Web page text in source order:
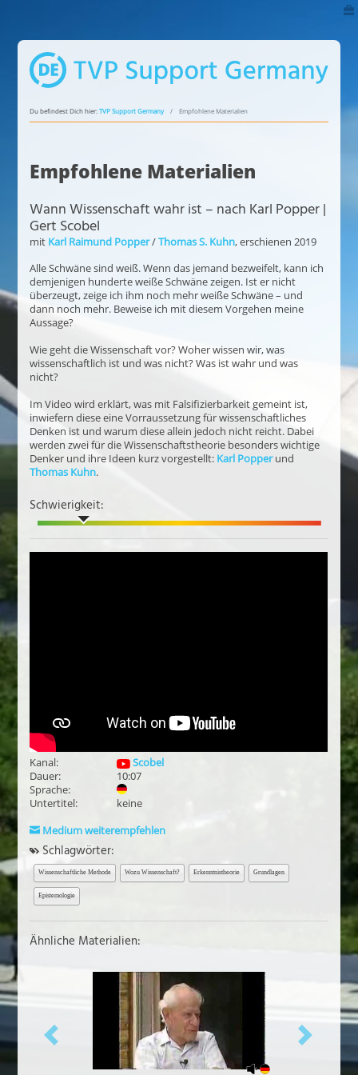
Du befindest Dich hier:TVP Support Germany Empfohlene Materialien
Empfohlene Materialien
Wann Wissenschaft wahr ist – nach Karl Popper |
Gert Scobel
mit Karl Raimund Popper/Thomas S. Kuhn, erschienen 2019
Alle Schwäne sind weiß. Wenn das jemand bezweifelt, kann ich
demjenigen hunderte weiße Schwäne zeigen. Ist er nicht
überzeugt, zeige ich ihm noch mehr weiße Schwäne – und
dann noch mehr. Beweise ich mit diesem Vorgehen meine
Aussage?
Wie geht die Wissenschaft vor? Woher wissen wir, was
wissenschaftlich ist und was nicht? Was ist wahr und was
nicht?
Im Video wird erklärt, was mit Falsifizierbarkeit gemeint ist,
inwiefern diese eine Vorraussetzung für wissenschaftliches
Denken ist und warum diese allein jedoch nicht reicht. Dabei
werden zwei für die Wissenschaftstheorie besonders wichtige
Denker und ihre Ideen kurz vorgestellt: Karl Popperund
Thomas Kuhn.
Schwierigkeit:
Kanal:
Scobel
Dauer:
10:07
Sprache:
Untertitel:
keine
Medium weiterempfehlen
Schlagwörter:
Wissenschaftliche Methode Wozu Wissenschaft? Erkenntnistheorie Grundlagen
Epistemologie
Ähnliche Materialien:
vorheriges